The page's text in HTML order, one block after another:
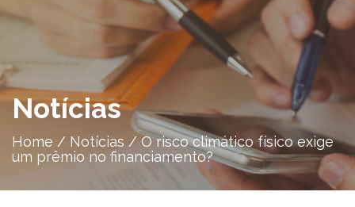
Notícias
Home / Notícias /O risco climático físico exige
um prêmio no financiamento?